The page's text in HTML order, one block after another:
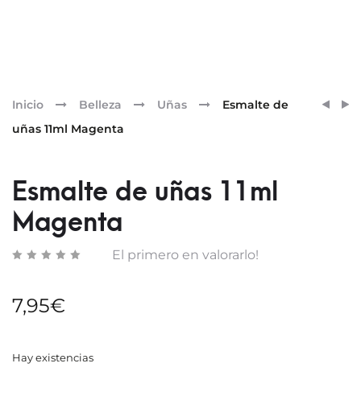
Inicio Belleza Uñas
Esmalte de
uñas 11ml Magenta
Esmalte de uñas 11ml
Magenta
El primero en valorarlo!
7,95€
Hay existencias